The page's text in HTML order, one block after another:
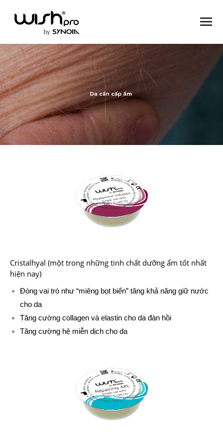
Cristalhyal (một trong những tinh chất dưỡng ẩm tốt nhất
hiện nay)
Đóng vai trò như “miêng bọt biển” tăng khả năng giữ nước
cho da
Tăng cường collagen và elastin cho da đàn hồi
Tăng cường hệ miễn dịch cho da